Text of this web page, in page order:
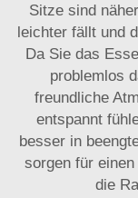
Sitze sind
leichter fällt und
Da Sie das
problemlos
freundliche
entspannt
besser in
sorgen für
die